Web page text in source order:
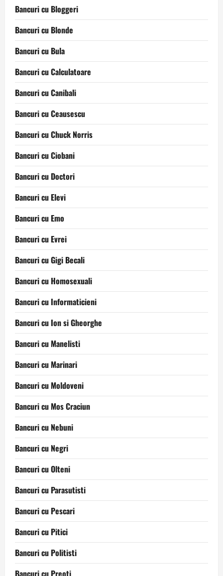
Bancuri cu Bloggeri
Bancuri cu Blonde
Bancuri cu Bula
Bancuri cu Calculatoare
Bancuri cu Canibali
Bancuri cu Ceausescu
Bancuri cu Chuck Norris
Bancuri cu Ciobani
Bancuri cu Doctori
Bancuri cu Elevi
Bancuri cu Emo
Bancuri cu Evrei
Bancuri cu Gigi Becali
Bancuri cu Homosexuali
Bancuri cu Informaticieni
Bancuri cu Ion si Gheorghe
Bancuri cu Manelisti
Bancuri cu Marinari
Bancuri cu Moldoveni
Bancuri cu Mos Craciun
Bancuri cu Nebuni
Bancuri cu Negri
Bancuri cu Olteni
Bancuri cu Parasutisti
Bancuri cu Pescari
Bancuri cu Pitici
Bancuri cu Politisti
Bancuri cu Preoti